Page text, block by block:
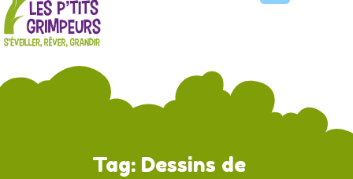
Tag: Dessins de
HOME
PAGES
APPOINTMENT